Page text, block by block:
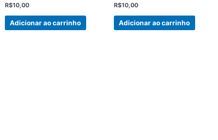
Avaliação
0
de
R$10,00
Adicionar ao carrinho
Avaliação
0
de
R$10,00
Adicionar ao carrinho